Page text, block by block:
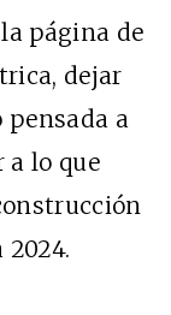
página de
dejar
pensada a
a lo que